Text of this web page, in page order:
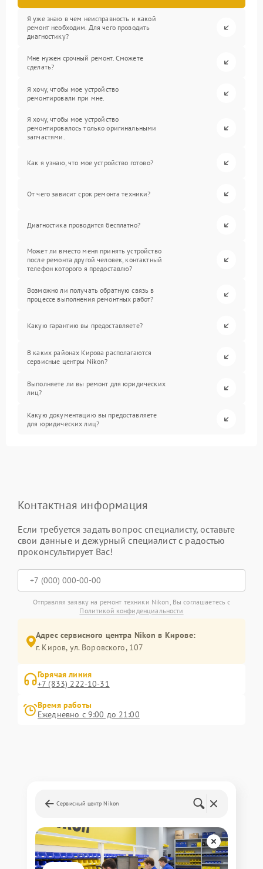
Я уже знаю в чем неисправность и какой
ремонт необходим. Для чего проводить
диагностику?
Мне нужен срочный ремонт. Сможете
сделать?
Я хочу, чтобы мое устройство
ремонтировали при мне.
Я хочу, чтобы мое устройство
ремонтировалось только оригинальными
запчастями.
Как я узнаю, что мое устройство готово?
От чего зависит срок ремонта техники?
Диагностика проводится бесплатно?
Может ли вместо меня принять устройство
после ремонта другой человек, контактный
телефон которого я предоставлю?
Возможно ли получать обратную связь в
процессе выполнения ремонтных работ?
Какую гарантию вы предоставляете?
В каких районах Кирова располагаются
сервисные центры Nikon?
Выполняете ли вы ремонт для юридических
лиц?
Какую документацию вы предоставляете
для юридических лиц?
Контактная информация
Если требуется задать вопрос специалисту, оставьте
свои данные и дежурный специалист с радостью
проконсультирует Вас!
Отправляя заявку на ремонт техники Nikon, Вы соглашаетесь с
Политикой конфиденциальности
Адрес сервисного центра Nikon в Кирове:
г. Киров, ул. Воровского, 107
Горячая линия
+7 (833) 222-10-31
Время работы
Ежедневно с 9:00 до 21:00
Сервисный центр Nikon